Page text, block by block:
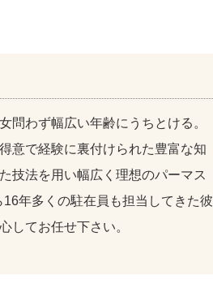
問わず幅広い年齢にうちとける。
意で経験に裏付けられた豊富な知
技法を用い幅広く理想のパーマス
年多くの駐在員も担当してきた彼
してお任せ下さい。